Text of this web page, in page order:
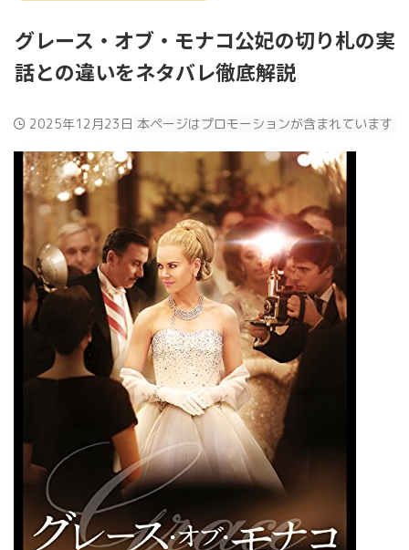
グレース・オブ・モナコ公妃の切り札の実
話との違いをネタバレ徹底解説
2025年12月23日 本ページはプロモーションが含まれています